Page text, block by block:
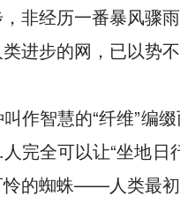
非经历一番暴风骤雨
进步的网，已以势
作智慧的“纤维”编
全可以让“坐地日
的蜘蛛——人类最初